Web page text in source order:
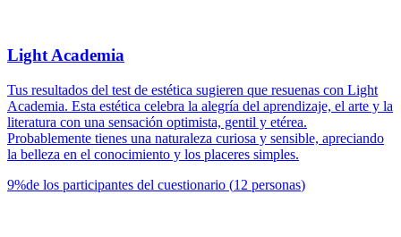
Light Academia
Tus resultados del test de estética sugieren que resuenas con Light
Academia. Esta estética celebra la alegría del aprendizaje, el arte y la
literatura con una sensación optimista, gentil y etérea.
Probablemente tienes una naturaleza curiosa y sensible, apreciando
la belleza en el conocimiento y los placeres simples.
9%de los participantes del cuestionario (12 personas)